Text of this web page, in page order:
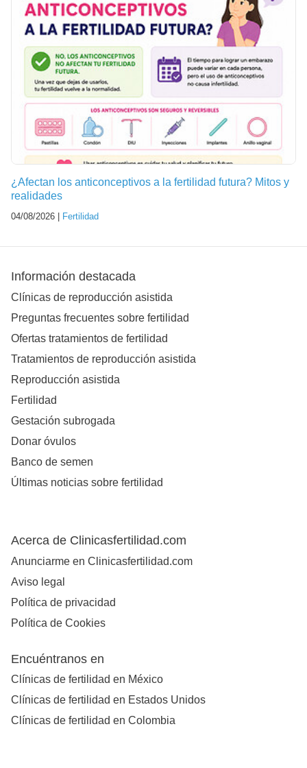
¿Afectan los anticonceptivos a la fertilidad futura? Mitos y
realidades
04/08/2026 | Fertilidad
Información destacada
Clínicas de reproducción asistida
Preguntas frecuentes sobre fertilidad
Ofertas tratamientos de fertilidad
Tratamientos de reproducción asistida
Reproducción asistida
Fertilidad
Gestación subrogada
Donar óvulos
Banco de semen
Últimas noticias sobre fertilidad
Acerca de Clinicasfertilidad.com
Anunciarme en Clinicasfertilidad.com
Aviso legal
Política de privacidad
Política de Cookies
Encuéntranos en
Clínicas de fertilidad en México
Clínicas de fertilidad en Estados Unidos
Clínicas de fertilidad en Colombia